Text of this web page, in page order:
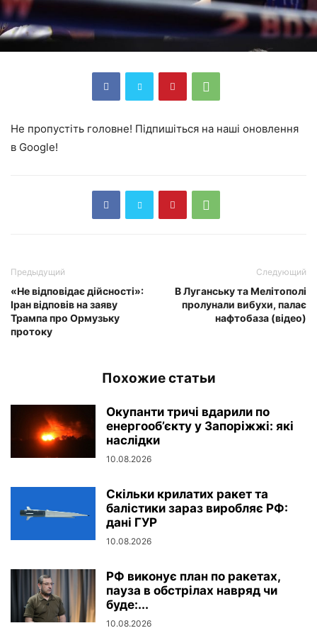
Не пропустіть головне! Підпишіться на наші оновлення
в Google!
Предыдущий
«Не відповідає дійсності»:
Іран відповів на заяву
Трампа про Ормузьку
протоку
Следующий
В Луганську та Мелітополі
пролунали вибухи, палає
нафтобаза (відео)
Похожие статьи
Окупанти тричі вдарили по
енергооб’єкту у Запоріжжі: які
наслідки
10.08.2026
Скільки крилатих ракет та
балістики зараз виробляє РФ:
дані ГУР
10.08.2026
РФ виконує план по ракетах,
пауза в обстрілах навряд чи
буде:...
10.08.2026